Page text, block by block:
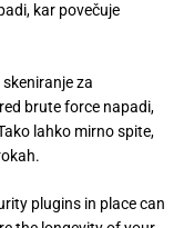
kar povečuje
za
brute force napadi,
lahko mirno spite,
plugins in place can